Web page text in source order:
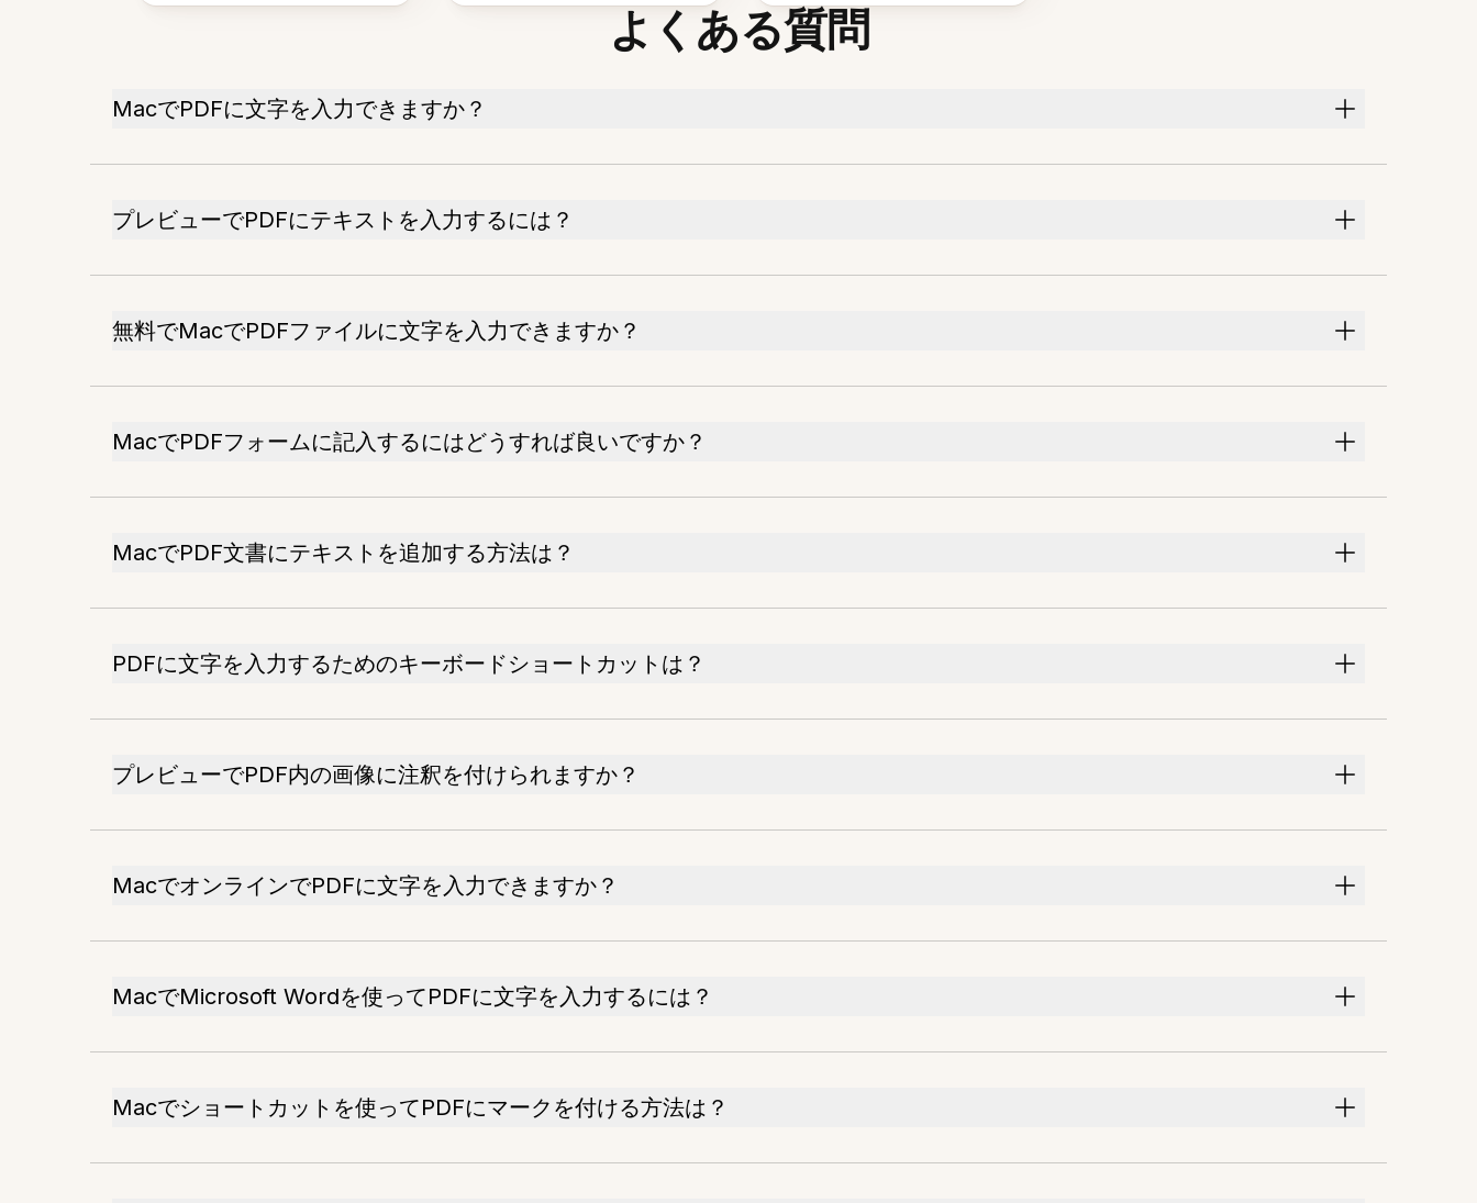
よくある質問
MacでPDFに文字を入力できますか？
プレビューでPDFにテキストを入力するには？
無料でMacでPDFファイルに文字を入力できますか？
MacでPDFフォームに記入するにはどうすれば良いですか？
MacでPDF文書にテキストを追加する方法は？
PDFに文字を入力するためのキーボードショートカットは？
プレビューでPDF内の画像に注釈を付けられますか？
MacでオンラインでPDFに文字を入力できますか？
MacでMicrosoft Wordを使ってPDFに文字を入力するには？
Macでショートカットを使ってPDFにマークを付ける方法は？